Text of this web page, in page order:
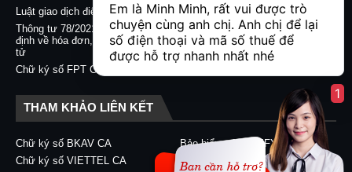
Luật giao dịch điện tử
Nghị định 130/2018/NĐ-CP
Thông tư 78/2021/TT-BTC quy
định về hóa đơn, chứng từ điện
tử
Chữ ký số CA2 - Nacencomm
Chữ ký số VNPT CA
Chữ ký số BKAV CA
Chữ ký số FPT CA
THAM KHẢO LIÊN KẾT
Chữ ký số BKAV CA
Bảo hiểm xã hội EFY-eBHXH
Chữ ký số VIETTEL CA
Chữ ký số CA2 - Nacencomm
Em là Minh Minh, rất vui được trò
chuyện cùng anh chị. Anh chị để lại
số điện thoại và mã số thuế để
được hỗ trợ nhanh nhất nhé
1